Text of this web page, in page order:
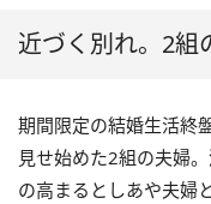
近づく別れ。2組
期間限定の結婚生活終
見せ始めた2組の夫婦
の高まるとしあや夫婦